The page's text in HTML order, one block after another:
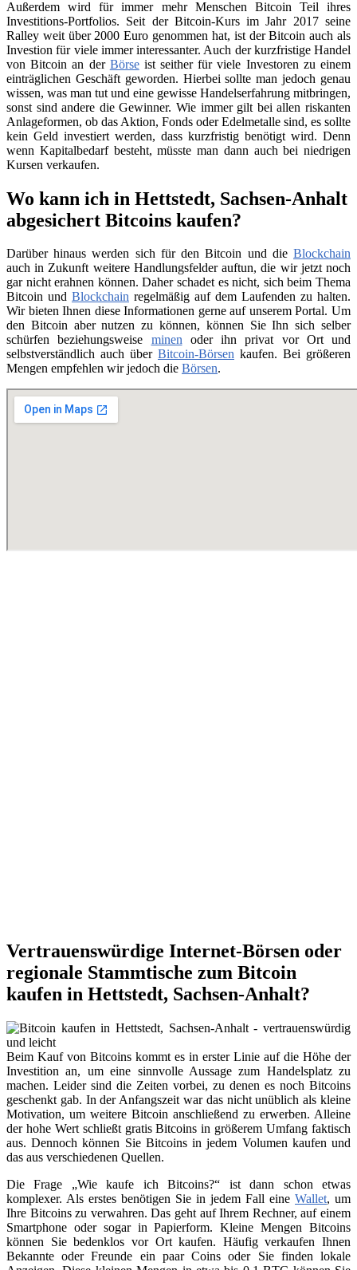
Außerdem wird für immer mehr Menschen Bitcoin Teil ihres
Investitions-Portfolios. Seit der Bitcoin-Kurs im Jahr 2017 seine
Ralley weit über 2000 Euro genommen hat, ist der Bitcoin auch als
Investion für viele immer interessanter. Auch der kurzfristige Handel
von Bitcoin an der Börseist seither für viele Investoren zu einem
einträglichen Geschäft geworden. Hierbei sollte man jedoch genau
wissen, was man tut und eine gewisse Handelserfahrung mitbringen,
sonst sind andere die Gewinner. Wie immer gilt bei allen riskanten
Anlageformen, ob das Aktion, Fonds oder Edelmetalle sind, es sollte
kein Geld investiert werden, dass kurzfristig benötigt wird. Denn
wenn Kapitalbedarf besteht, müsste man dann auch bei niedrigen
Kursen verkaufen.
Wo kann ich in Hettstedt, Sachsen-Anhalt
abgesichert Bitcoins kaufen?
Darüber hinaus werden sich für den Bitcoin und die Blockchain
auch in Zukunft weitere Handlungsfelder auftun, die wir jetzt noch
gar nicht erahnen können. Daher schadet es nicht, sich beim Thema
Bitcoin und Blockchain regelmäßig auf dem Laufenden zu halten.
Wir bieten Ihnen diese Informationen gerne auf unserem Portal. Um
den Bitcoin aber nutzen zu können, können Sie Ihn sich selber
schürfen beziehungsweise minenoder ihn privat vor Ort und
selbstverständlich auch über Bitcoin-Börsen kaufen. Bei größeren
Mengen empfehlen wir jedoch die Börsen.
Vertrauenswürdige Internet-Börsen oder
regionale Stammtische zum Bitcoin
kaufen in Hettstedt, Sachsen-Anhalt?
Beim Kauf von Bitcoins kommt es in erster Linie auf die Höhe der
Investition an, um eine sinnvolle Aussage zum Handelsplatz zu
machen. Leider sind die Zeiten vorbei, zu denen es noch Bitcoins
geschenkt gab. In der Anfangszeit war das nicht unüblich als kleine
Motivation, um weitere Bitcoin anschließend zu erwerben. Alleine
der hohe Wert schließt gratis Bitcoins in größerem Umfang faktisch
aus. Dennoch können Sie Bitcoins in jedem Volumen kaufen und
das aus verschiedenen Quellen.
Die Frage „Wie kaufe ich Bitcoins?“ ist dann schon etwas
komplexer. Als erstes benötigen Sie in jedem Fall eine Wallet, um
Ihre Bitcoins zu verwahren. Das geht auf Ihrem Rechner, auf einem
Smartphone oder sogar in Papierform. Kleine Mengen Bitcoins
können Sie bedenklos vor Ort kaufen. Häufig verkaufen Ihnen
Bekannte oder Freunde ein paar Coins oder Sie finden lokale